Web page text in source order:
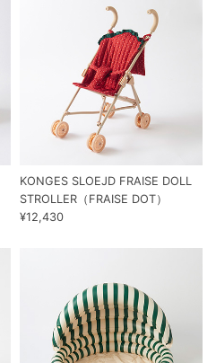
KONGES SLOEJD FRAISE DOLL
STROLLER（FRAISE DOT）
¥12,430